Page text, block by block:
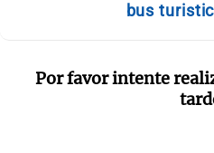
bus
Por favor intente